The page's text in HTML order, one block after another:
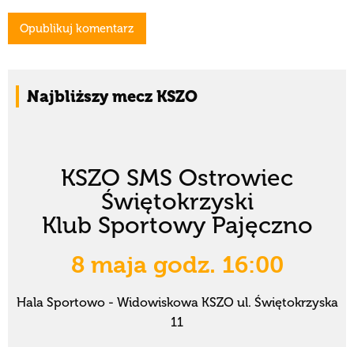
Najbliższy mecz KSZO
KSZO SMS Ostrowiec
Świętokrzyski
Klub Sportowy Pajęczno
8 maja godz. 16:00
Hala Sportowo - Widowiskowa KSZO ul. Świętokrzyska
11